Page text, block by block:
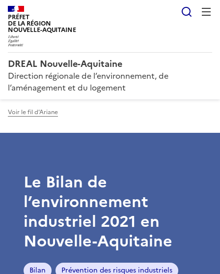
PRÉFET
DE LA RÉGION
NOUVELLE-AQUITAINE
DREAL Nouvelle-Aquitaine
Direction régionale de l’environnement, de
l’aménagement et du logement
Voir le fil d'Ariane
Le Bilan de
l’environnement
industriel 2021 en
Nouvelle-Aquitaine
Bilan Prévention des risques industriels